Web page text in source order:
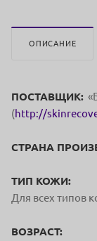
ОПИСАНИЕ
ПОСТАВЩИК:
(http://
СТРАНА
ТИП КОЖИ:
Для всех типов
ВОЗРАСТ: